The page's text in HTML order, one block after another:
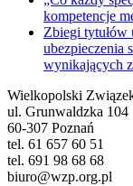
kompetencje
Zbiegi tytułów
ubezpieczenia
wynikających
Wielkopolski
ul. Grunwaldzka 104
60-307 Poznań
tel. 61 657 60 51
tel. 691 98 68 68
biuro@wzp.org.pl